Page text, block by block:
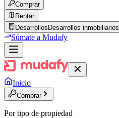
Comprar
Rentar
Desarrollos Desarrollos inmobiliarios
Súmate a Mudafy
Inicio
Comprar
Por tipo de propiedad